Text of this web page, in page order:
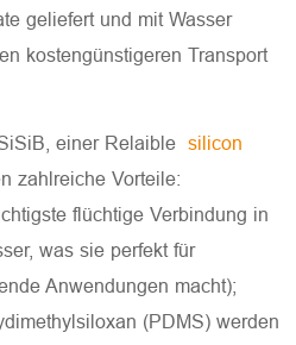
geliefert und mit Wasser
kostengünstigeren Transport
einer Relaiblesilicon
zahlreiche Vorteile:
flüchtige Verbindung in
was sie perfekt für
Anwendungen macht);
(PDMS) werden